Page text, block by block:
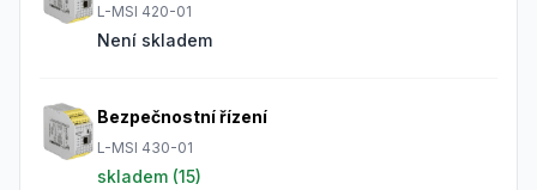
L-MSI 420-01
Není skladem
Bezpečnostní řízení
L-MSI 430-01
skladem (15)